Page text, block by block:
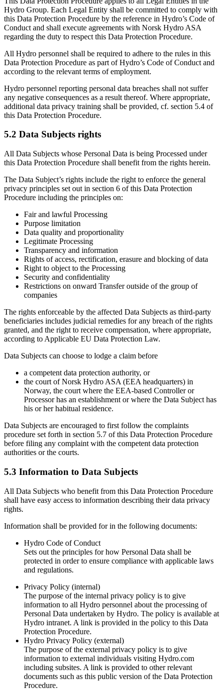
Hydro Group. Each Legal Entity shall be committed to comply with
this Data Protection Procedure by the reference in Hydro’s Code of
Conduct and shall execute agreements with Norsk Hydro ASA
regarding the duty to respect this Data Protection Procedure.
All Hydro personnel shall be required to adhere to the rules in this
Data Protection Procedure as part of Hydro’s Code of Conduct and
according to the relevant terms of employment.
Hydro personnel reporting personal data breaches shall not suffer
any negative consequences as a result thereof. Where appropriate,
additional data privacy training shall be provided, cf. section 5.4 of
this Data Protection Procedure.
5.2 Data Subjects rights
All Data Subjects whose Personal Data is being Processed under
this Data Protection Procedure shall benefit from the rights herein.
The Data Subject’s rights include the right to enforce the general
privacy principles set out in section 6 of this Data Protection
Procedure including the principles on:
Fair and lawful Processing
Purpose limitation
Data quality and proportionality
Legitimate Processing
Transparency and information
Rights of access, rectification, erasure and blocking of data
Right to object to the Processing
Security and confidentiality
Restrictions on onward Transfer outside of the group of
companies
The rights enforceable by the affected Data Subjects as third-party
beneficiaries includes judicial remedies for any breach of the rights
granted, and the right to receive compensation, where appropriate,
according to Applicable EU Data Protection Law.
Data Subjects can choose to lodge a claim before
a competent data protection authority, or
the court of Norsk Hydro ASA (EEA headquarters) in
Norway, the court where the EEA-based Controller or
Processor has an establishment or where the Data Subject has
his or her habitual residence.
Data Subjects are encouraged to first follow the complaints
procedure set forth in section 5.7 of this Data Protection Procedure
before filing any complaint with the competent data protection
authorities or the courts.
5.3 Information to Data Subjects
All Data Subjects who benefit from this Data Protection Procedure
shall have easy access to information describing their data privacy
rights.
Information shall be provided for in the following documents:
Hydro Code of Conduct
Sets out the principles for how Personal Data shall be
protected in order to ensure compliance with applicable laws
and regulations.
Privacy Policy (internal)
The purpose of the internal privacy policy is to give
information to all Hydro personnel about the processing of
Personal Data undertaken by Hydro. The policy is available at
Hydro intranet. A link is provided in the policy to this Data
Protection Procedure.
Hydro Privacy Policy (external)
The purpose of the external privacy policy is to give
information to external individuals visiting Hydro.com
including subsites. A link is provided to other relevant
documents such as this public version of the Data Protection
Procedure.